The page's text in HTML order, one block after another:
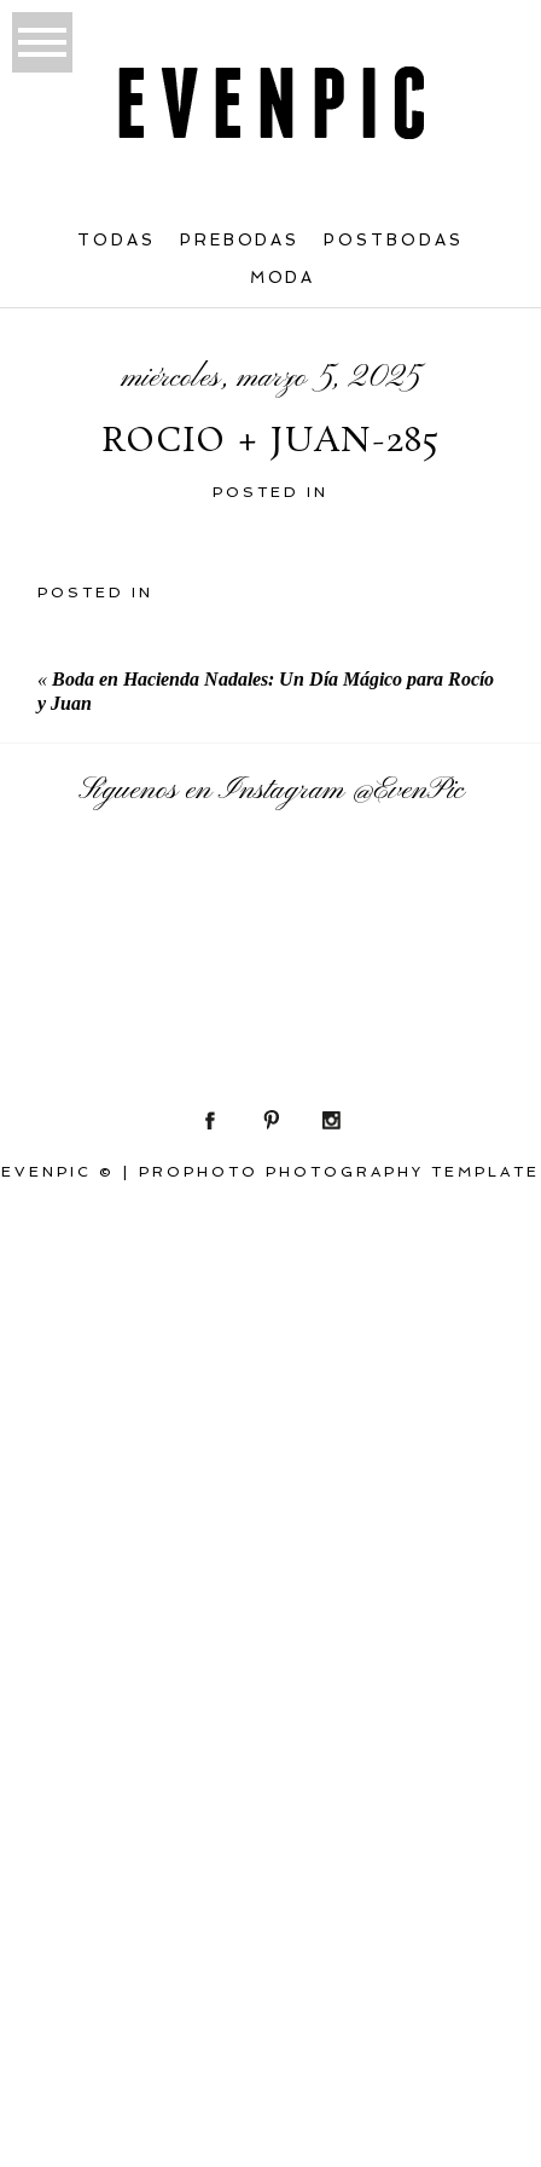
TODAS PREBODAS POSTBODAS
MODA
miércoles, marzo 5, 2025
ROCIO + JUAN-285
POSTED IN
POSTED IN
« Boda en Hacienda Nadales: Un Día Mágico para Rocío
y Juan
Síguenos en Instagram@EvenPic
EVENPIC © PROPHOTO PHOTOGRAPHY TEMPLATE